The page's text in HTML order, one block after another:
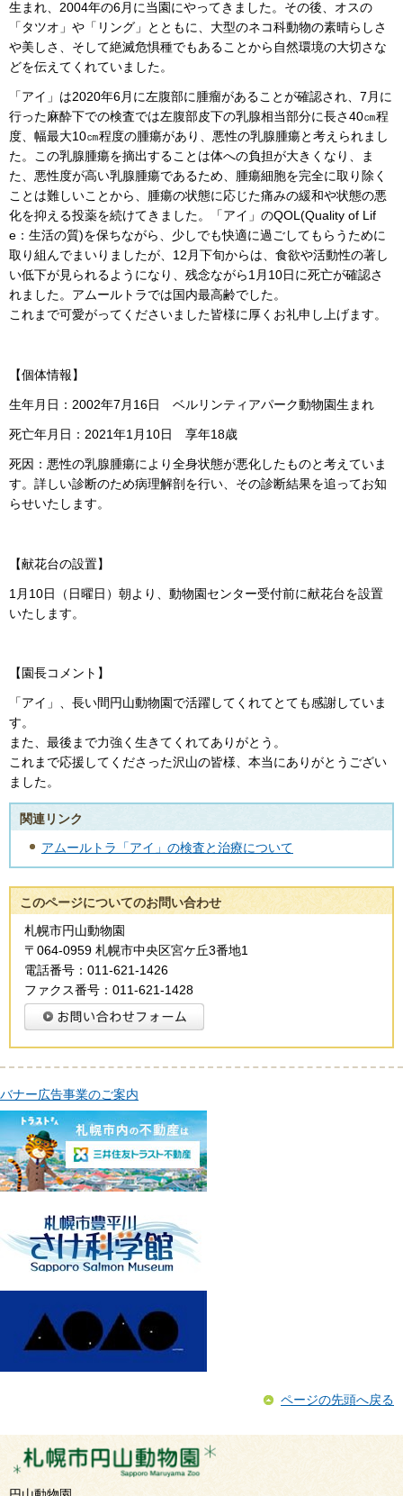
生まれ、2004年の6月に当園にやってきました。その後、オスの
「タツオ」や「リング」とともに、大型のネコ科動物の素晴らしさ
や美しさ、そして絶滅危惧種でもあることから自然環境の大切さな
どを伝えてくれていました。
「アイ」は2020年6月に左腹部に腫瘤があることが確認され、7月に
行った麻酔下での検査では左腹部皮下の乳腺相当部分に長さ40㎝程
度、幅最大10㎝程度の腫瘍があり、悪性の乳腺腫瘍と考えられまし
た。この乳腺腫瘍を摘出することは体への負担が大きくなり、ま
た、悪性度が高い乳腺腫瘍であるため、腫瘍細胞を完全に取り除く
ことは難しいことから、腫瘍の状態に応じた痛みの緩和や状態の悪
化を抑える投薬を続けてきました。「アイ」のQOL(Quality of Lif
e：生活の質)を保ちながら、少しでも快適に過ごしてもらうために
取り組んでまいりましたが、12月下旬からは、食欲や活動性の著し
い低下が見られるようになり、残念ながら1月10日に死亡が確認さ
れました。アムールトラでは国内最高齢でした。
これまで可愛がってくださいました皆様に厚くお礼申し上げます。
【個体情報】
生年月日：2002年7月16日 ベルリンティアパーク動物園生まれ
死亡年月日：2021年1月10日 享年18歳
死因：悪性の乳腺腫瘍により全身状態が悪化したものと考えていま
す。詳しい診断のため病理解剖を行い、その診断結果を追ってお知
らせいたします。
【献花台の設置】
1月10日（日曜日）朝より、動物園センター受付前に献花台を設置
いたします。
【園長コメント】
「アイ」、長い間円山動物園で活躍してくれてとても感謝していま
す。
また、最後まで力強く生きてくれてありがとう。
これまで応援してくださった沢山の皆様、本当にありがとうござい
ました。
関連リンク
アムールトラ「アイ」の検査と治療について
このページについてのお問い合わせ
札幌市円山動物園
〒064-0959 札幌市中央区宮ケ丘3番地1
電話番号：011-621-1426
ファクス番号：011-621-1428
バナー広告事業のご案内
ページの先頭へ戻る